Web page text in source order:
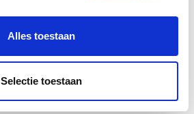
Alles toestaan
Selectie toestaan